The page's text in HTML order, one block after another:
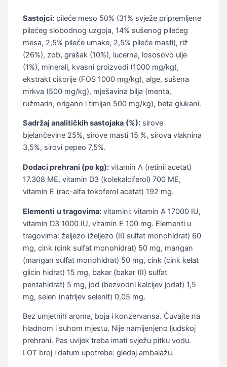
Sastojci: pileće meso 50% (31% svježe pripremljene
pilećeg slobodnog uzgoja, 14% sušenog pilećeg
mesa, 2,5% pileće umake, 2,5% pileće masti), riž
(26%), zob, grašak (10%), lucerna, lososovo ulje
(1%), minerali, kvasni proizvodi (1000 mg/kg),
ekstrakt cikorije (FOS 1000 mg/kg), alge, sušena
mrkva (500 mg/kg), mješavina bilja (menta,
ružmarin, origano i timijan 500 mg/kg), beta glukani.
Sadržaj analitičkih sastojaka (%): sirove
bjelančevine 25%, sirove masti 15 %, sirova vlaknina
3,5%, sirovi pepeo 7,5%.
Dodaci prehrani (po kg): vitamin A (retinil acetat)
17.308 ME, vitamin D3 (kolekalciferol) 700 ME,
vitamin E (rac-alfa tokoferol acetat) 192 mg.
Elementi u tragovima: vitamini: vitamin A 17000 IU,
vitamin D3 1000 IU, vitamin E 100 mg. Elementi u
tragovima: željezo (željezo (II) sulfat monohidrat) 60
mg, cink (cink sulfat monohidrat) 50 mg, mangan
(mangan sulfat monohidrat) 50 mg, cink (cink kelat
glicin hidrat) 15 mg, bakar (bakar (II) sulfat
pentahidrat) 5 mg, jod (bezvodni kalcijev jodat) 1,5
mg, selen (natrijev selenit) 0,05 mg.
Bez umjetnih aroma, boja i konzervansa. Čuvajte na
hladnom i suhom mjestu. Nije namijenjeno ljudskoj
prehrani. Pas uvijek treba imati svježu pitku vodu.
LOT broj i datum upotrebe: gledaj ambalažu.